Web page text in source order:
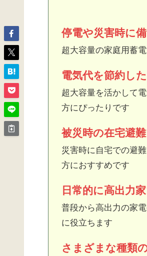
停電や災害時に
超大容量の家庭用蓄
電気代を節約し
超大容量を活かして
方にぴったりです
被災時の在宅避
災害時に自宅での避
方におすすめです
日常的に高出力
普段から高出力の家
に役立ちます
さまざまな種類